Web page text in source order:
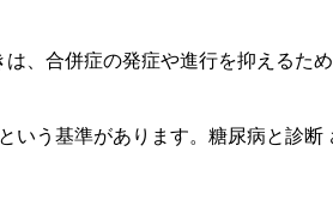
、合併症の発症や進行を抑えるた
いう基準があります。糖尿病と診断